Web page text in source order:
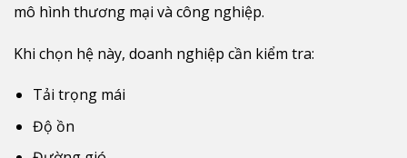
mô hình thương mại và công nghiệp.
Khi chọn hệ này, doanh nghiệp cần kiểm tra:
Tải trọng mái
Độ ồn